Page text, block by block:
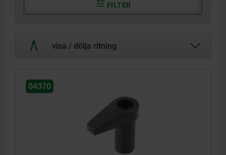
FILTER
visa / dölja ritning
04370